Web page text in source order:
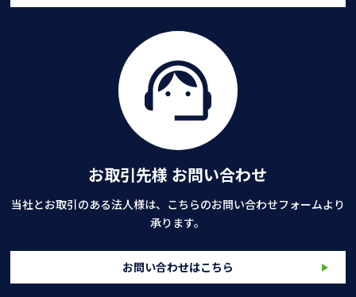
お取引先様 お問い合わせ
当社とお取引のある法人様は、こちらのお問い合わせフォームより
承ります。
お問い合わせはこちら